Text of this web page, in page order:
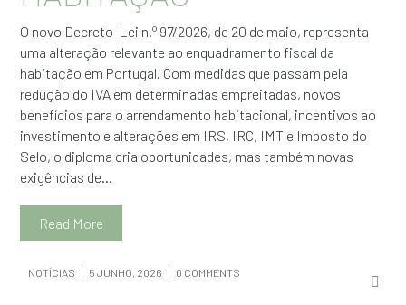
O novo Decreto-Lei n.º 97/2026, de 20 de maio, representa
uma alteração relevante ao enquadramento fiscal da
habitação em Portugal. Com medidas que passam pela
redução do IVA em determinadas empreitadas, novos
benefícios para o arrendamento habitacional, incentivos ao
investimento e alterações em IRS, IRC, IMT e Imposto do
Selo, o diploma cria oportunidades, mas também novas
exigências de...
Read More
NOTÍCIAS 5 JUNHO, 2026 0 COMMENTS